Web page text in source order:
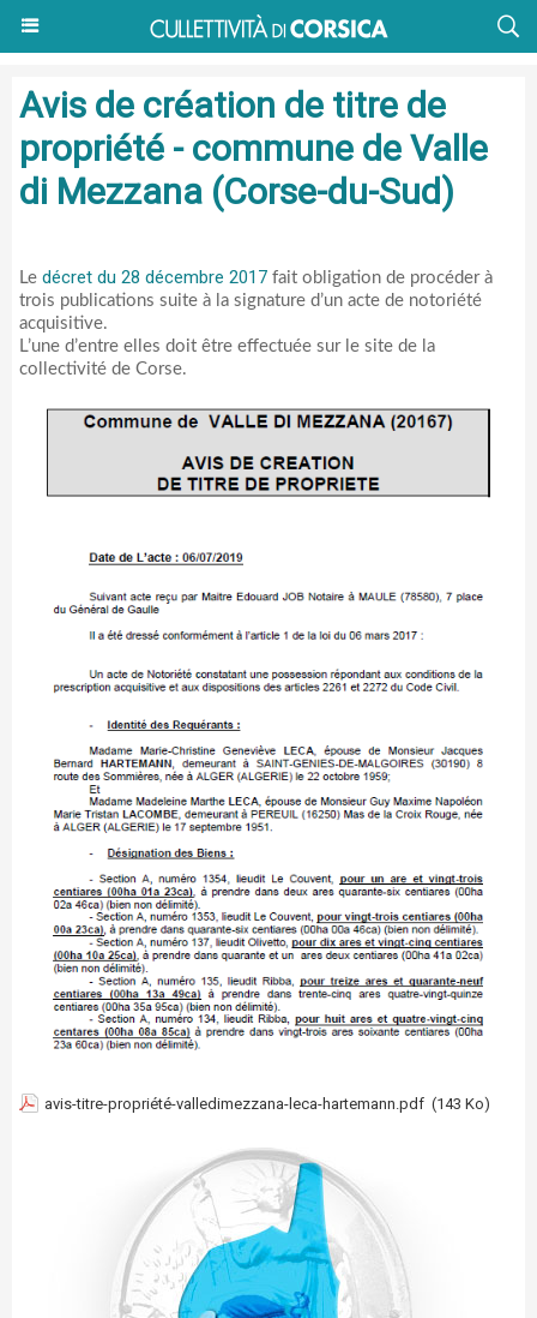
Avis de création de titre de
propriété - commune de Valle
di Mezzana (Corse-du-Sud)
Le décret du 28 décembre 2017 fait obligation de procéder à
trois publications suite à la signature d’un acte de notoriété
acquisitive.
L’une d’entre elles doit être effectuée sur le site de la
collectivité de Corse.
avis-titre-propriété-valledimezzana-leca-hartemann.pdf (143 Ko)